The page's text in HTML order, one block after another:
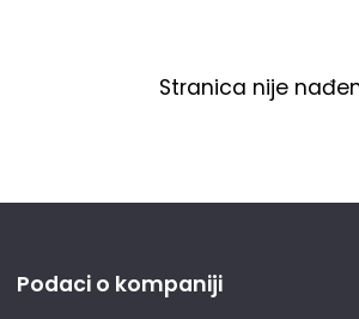
Stranica nije
Podaci o kompaniji